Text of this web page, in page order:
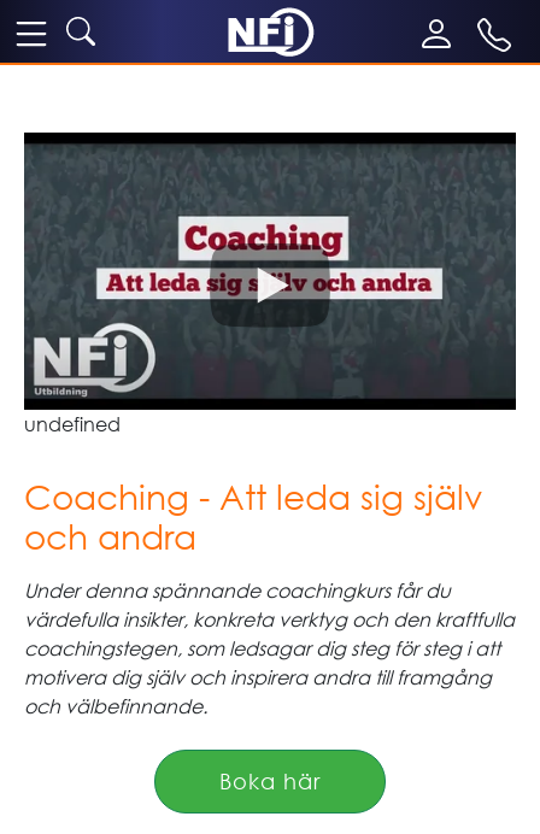
undefined
Coaching - Att leda sig själv
och andra
Under denna spännande coachingkurs får du
värdefulla insikter, konkreta verktyg och den kraftfulla
coachingstegen, som ledsagar dig steg för steg i att
motivera dig själv och inspirera andra till framgång
och välbefinnande.
Boka här